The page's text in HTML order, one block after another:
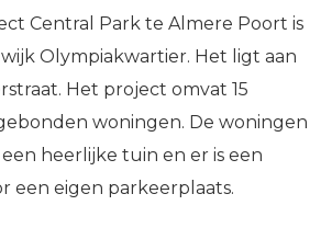
Central Park te Almere Poort is
Olympiakwartier. Het ligt aan
Het project omvat 15
woningen. De woningen
heerlijke tuin en er is een
een eigen parkeerplaats.